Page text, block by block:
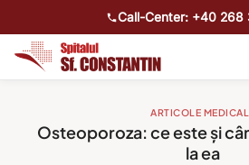
Call-Center: +40
ARTICOLE
Osteoporoza: ce este și
la ea